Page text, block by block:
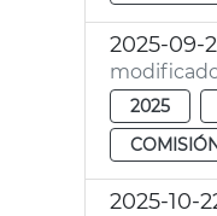
2025-09-
2025
2025-10-